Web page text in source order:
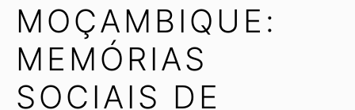
MOÇAMBIQUE:
MEMÓRIAS
SOCIAIS DE